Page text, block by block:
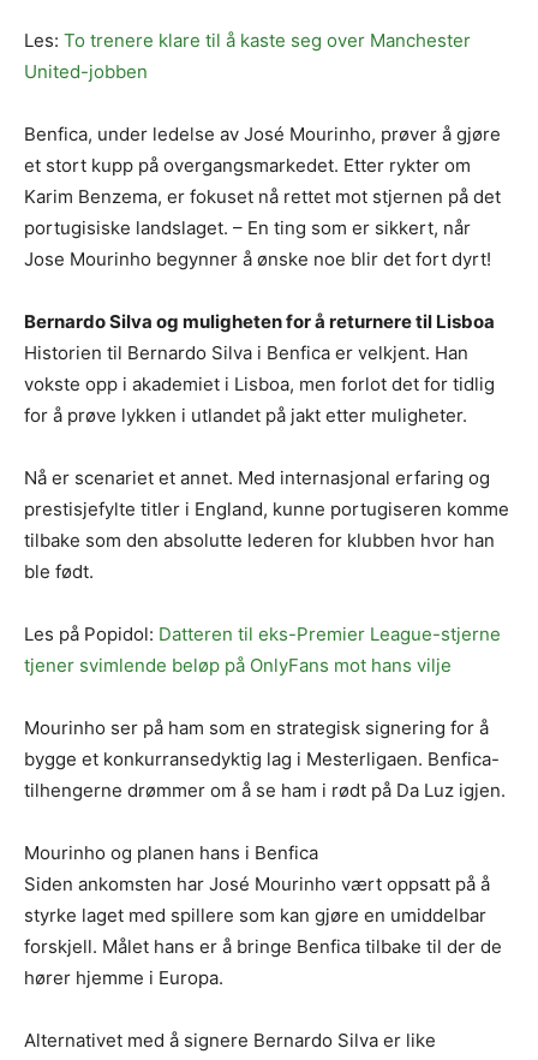
Les: To trenere klare til å kaste seg over Manchester
United-jobben
Benfica, under ledelse av José Mourinho, prøver å gjøre
et stort kupp på overgangsmarkedet. Etter rykter om
Karim Benzema, er fokuset nå rettet mot stjernen på det
portugisiske landslaget. – En ting som er sikkert, når
Jose Mourinho begynner å ønske noe blir det fort dyrt!
Bernardo Silva og muligheten for å returnere til Lisboa
Historien til Bernardo Silva i Benfica er velkjent. Han
vokste opp i akademiet i Lisboa, men forlot det for tidlig
for å prøve lykken i utlandet på jakt etter muligheter.
Nå er scenariet et annet. Med internasjonal erfaring og
prestisjefylte titler i England, kunne portugiseren komme
tilbake som den absolutte lederen for klubben hvor han
ble født.
Les på Popidol: Datteren til eks-Premier League-stjerne
tjener svimlende beløp på OnlyFans mot hans vilje
Mourinho ser på ham som en strategisk signering for å
bygge et konkurransedyktig lag i Mesterligaen. Benfica-
tilhengerne drømmer om å se ham i rødt på Da Luz igjen.
Mourinho og planen hans i Benfica
Siden ankomsten har José Mourinho vært oppsatt på å
styrke laget med spillere som kan gjøre en umiddelbar
forskjell. Målet hans er å bringe Benfica tilbake til der de
hører hjemme i Europa.
Alternativet med å signere Bernardo Silva er like